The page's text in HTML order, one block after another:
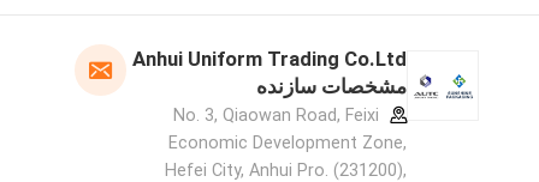
Anhui Uniform Trading Co.Ltd
مشخصات سازنده
No. 3, Qiaowan Road, Feixi
Economic Development Zone,
Hefei City, Anhui Pro. (231200),